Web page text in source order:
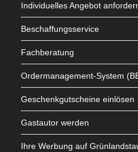
Individuelles Angebot
Beschaffungsservice
Fachberatung
Ordermanagement-System
Geschenkgutscheine einlösen
Gastautor werden
Ihre Werbung auf